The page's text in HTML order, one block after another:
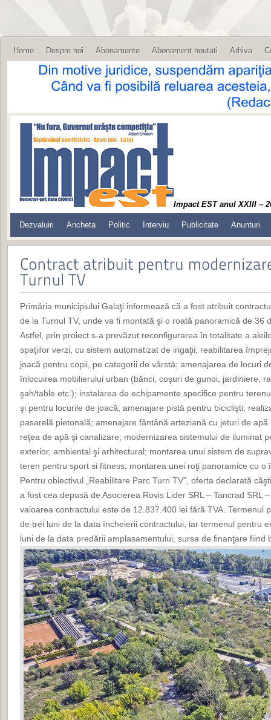
Home Despre noi Abonamente Abonament noutati Arhiva
Impact EST anul XXIII –
Dezvaluiri Ancheta Politic Interviu Publicitate Anunturi
Primăria municipiului Galaţi informează că a fost atribuit
de la Turnul TV, unde va fi montată şi o roată panoramică de 36
Astfel, prin proiect s-a prevăzut reconfigurarea în totalitate a
spaţiilor verzi, cu sistem automatizat de irigaţii; reabilitarea
joacă pentru copii, pe categorii de vârstă; amenajarea de locuri
înlocuirea mobilierului urban (bănci, coşuri de gunoi, jardiniere,
şah/table etc.); instalarea de echipamente specifice pentru
şi pentru locurile de joacă; amenajare pistă pentru biciclişti;
pasarelă pietonală; amenajare fântână arteziană cu jeturi de
reţea de apă şi canalizare; modernizarea sistemului de iluminat
exterior, ambiental şi arhitectural; montarea unui sistem de
teren pentru sport si fitness; montarea unei roţi panoramice cu o
Pentru obiectivul „Reabilitare Parc Turn TV”, oferta declarată
a fost cea depusă de Asocierea Rovis Lider SRL – Tancrad SRL
valoarea contractului este de 12.837.400 lei fără TVA. Termenul
de trei luni de la data încheierii contractului, iar termenul pentru
luni de la data predării amplasamentului, sursa de finanţare fiind